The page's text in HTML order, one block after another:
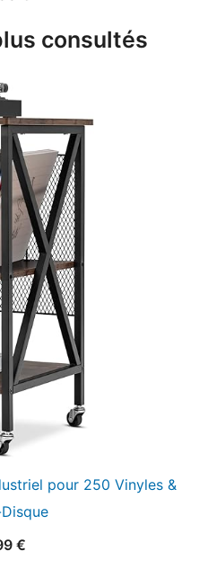
consultés
pour 250 Vinyles &
€